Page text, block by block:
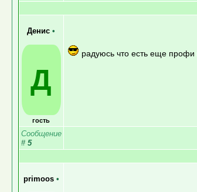
Денис •
Д
гость
радуюсь что есть еще профи
Сообщение
# 5
primoos •